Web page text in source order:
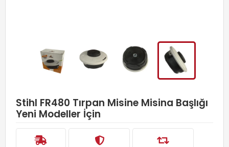
Stihl FR480 Tırpan Misine Misina Başlığı
Yeni Modeller İçin